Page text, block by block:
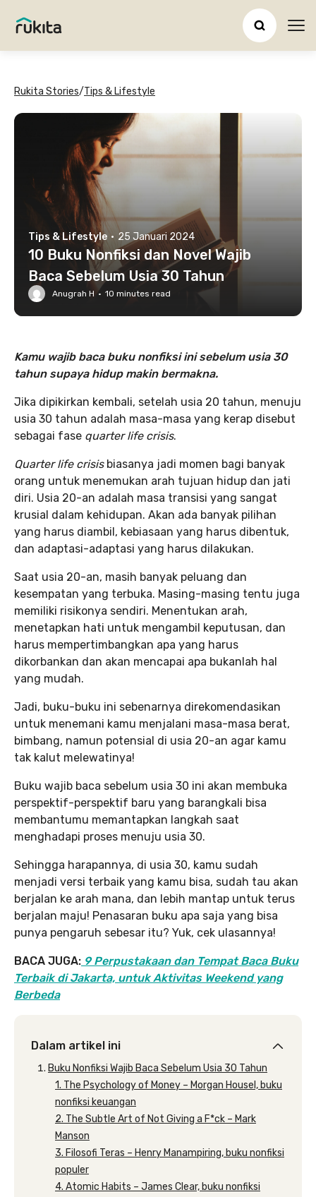
Rukita Stories/Tips & Lifestyle
Tips & Lifestyle · 25 Januari 2024
10 Buku Nonfiksi dan Novel Wajib
Baca Sebelum Usia 30 Tahun
Anugrah H · 10 minutes read
Kamu wajib baca buku nonfiksi ini sebelum usia 30
tahun supaya hidup makin bermakna.
Jika dipikirkan kembali, setelah usia 20 tahun, menuju
usia 30 tahun adalah masa-masa yang kerap disebut
sebagai fase quarter life crisis.
Quarter life crisisbiasanya jadi momen bagi banyak
orang untuk menemukan arah tujuan hidup dan jati
diri. Usia 20-an adalah masa transisi yang sangat
krusial dalam kehidupan. Akan ada banyak pilihan
yang harus diambil, kebiasaan yang harus dibentuk,
dan adaptasi-adaptasi yang harus dilakukan.
Saat usia 20-an, masih banyak peluang dan
kesempatan yang terbuka. Masing-masing tentu juga
memiliki risikonya sendiri. Menentukan arah,
menetapkan hati untuk mengambil keputusan, dan
harus mempertimbangkan apa yang harus
dikorbankan dan akan mencapai apa bukanlah hal
yang mudah.
Jadi, buku-buku ini sebenarnya direkomendasikan
untuk menemani kamu menjalani masa-masa berat,
bimbang, namun potensial di usia 20-an agar kamu
tak kalut melewatinya!
Buku wajib baca sebelum usia 30 ini akan membuka
perspektif-perspektif baru yang barangkali bisa
membantumu memantapkan langkah saat
menghadapi proses menuju usia 30.
Sehingga harapannya, di usia 30, kamu sudah
menjadi versi terbaik yang kamu bisa, sudah tau akan
berjalan ke arah mana, dan lebih mantap untuk terus
berjalan maju! Penasaran buku apa saja yang bisa
punya pengaruh sebesar itu? Yuk, cek ulasannya!
BACA JUGA: 9 Perpustakaan dan Tempat Baca Buku
Terbaik di Jakarta, untuk Aktivitas Weekend yang
Berbeda
Dalam artikel ini
Buku Nonfiksi Wajib Baca Sebelum Usia 30 Tahun
1. The Psychology of Money – Morgan Housel, buku
nonfiksi keuangan
2. The Subtle Art of Not Giving a F*ck – Mark
Manson
3. Filosofi Teras – Henry Manampiring, buku nonfiksi
populer
4. Atomic Habits – James Clear, buku nonfiksi